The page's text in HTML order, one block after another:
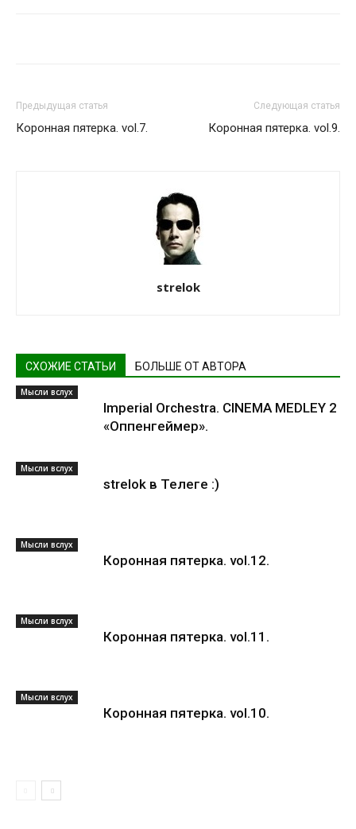
Предыдущая статья
Коронная пятерка. vol.7.
Следующая статья
Коронная пятерка. vol.9.
strelok
СХОЖИЕ СТАТЬИ БОЛЬШЕ ОТ АВТОРА
Мысли вслух
Imperial Orchestra. CINEMA MEDLEY 2
«Оппенгеймер».
Мысли вслух
strelok в Телеге :)
Мысли вслух
Коронная пятерка. vol.12.
Мысли вслух
Коронная пятерка. vol.11.
Мысли вслух
Коронная пятерка. vol.10.